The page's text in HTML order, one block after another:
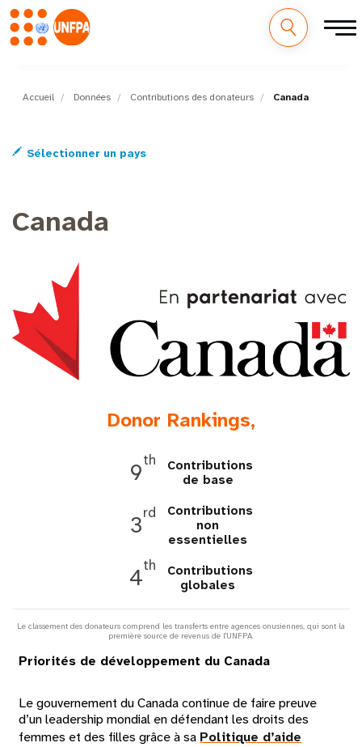
contenu
a
g
Accueil Données Contributions des donateurs Canada
Sélectionner un pays
Canada
Donor Rankings,
9th
Contributions
de base
3rd
Contributions
non
essentielles
4th
Contributions
globales
Le classement des donateurs comprend les transferts entre agences onusiennes, qui sont la
première source de revenus de l'UNFPA.
Priorités de développement du Canada
Le gouvernement du Canada continue de faire preuve
d’un leadership mondial en défendant les droits des
femmes et des filles grâce à sa Politique d’aide